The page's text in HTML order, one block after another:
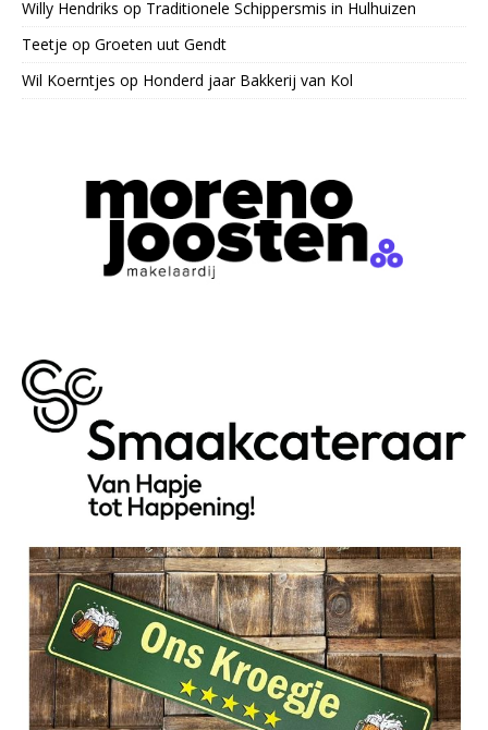
Willy Hendriks op Traditionele Schippersmis in Hulhuizen
Teetje op Groeten uut Gendt
Wil Koerntjes op Honderd jaar Bakkerij van Kol